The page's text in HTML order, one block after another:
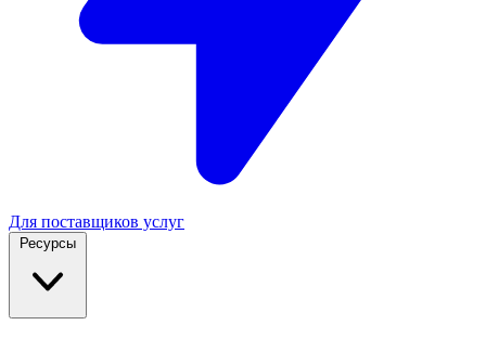
Для поставщиков услуг